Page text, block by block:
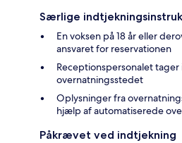
Særlige
En voksen på 18 år eller
ansvaret for reservationen
Receptionspersonalet
overnatningsstedet
Oplysninger fra
hjælp af automatiserede
Påkrævet ved indtjekning